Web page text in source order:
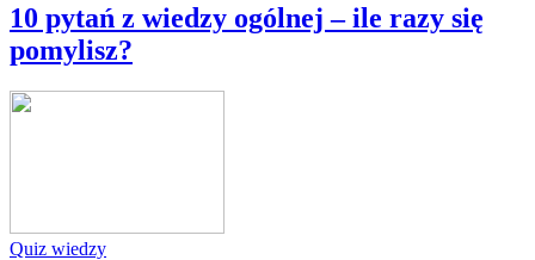
10 pytań z wiedzy ogólnej – ile razy się
pomylisz?
Quiz wiedzy